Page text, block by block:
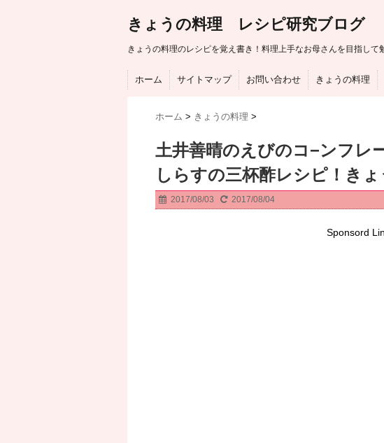
きょうの料理 レシピ研究ブログ
きょうの料理のレシピを覚え書き！料理上手なお母さんを目指して
ホーム サイトマップ お問い合わせ きょうの料理
ホーム > きょうの料理 >
土井善晴のえびのコ−ンフレ
しらすの三杯酢レシピ！き
2017/08/03 2017/08/04
Sponsord